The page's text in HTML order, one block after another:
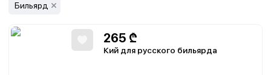
Бильярд
265 ₾
Кий для русского бильярда